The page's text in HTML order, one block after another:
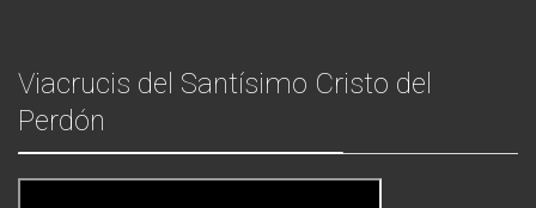
Viacrucis del Santísimo Cristo del
Perdón